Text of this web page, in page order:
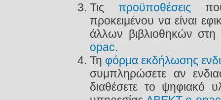
Τις προϋποθέσεις
προκειμένου να είναι
άλλων βιβλιοθηκών στη
opac.
Τη φόρμα εκδήλωσης
συμπληρώσετε αν
διαθέσετε το ψηφιακό